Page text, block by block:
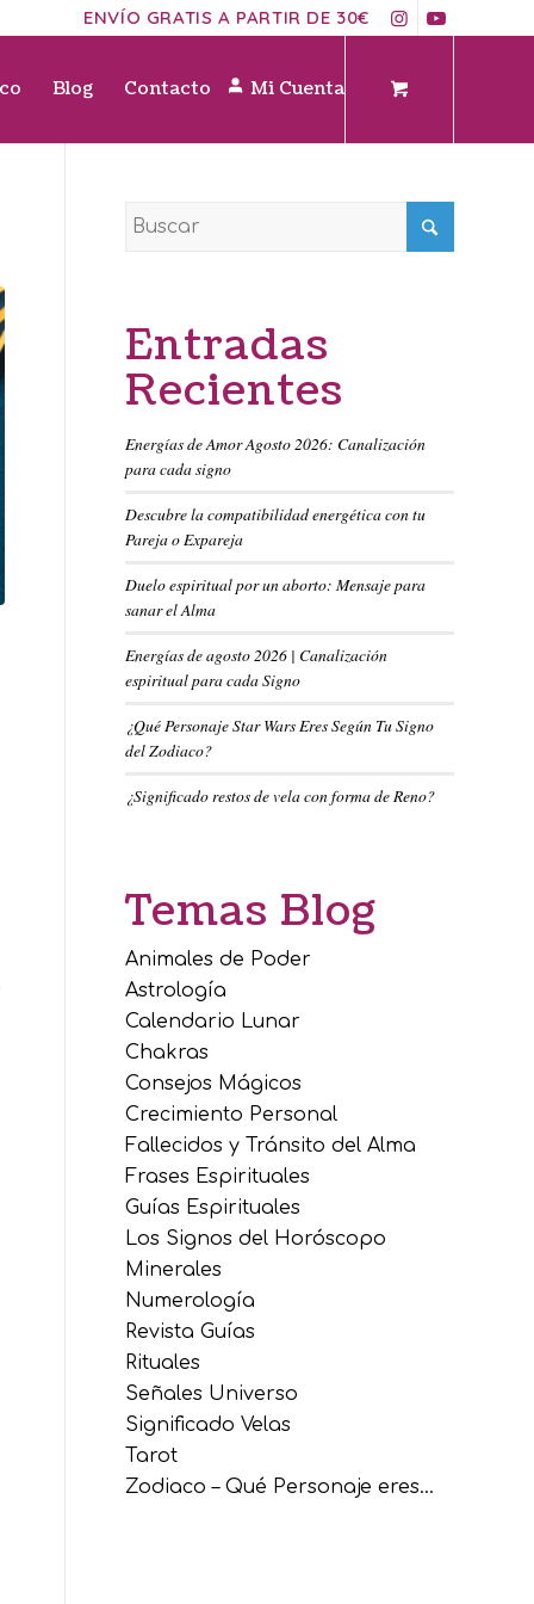
ENVÍO GRATIS A PARTIR DE 30€
Blog Contacto Mi Cuenta
Entradas
Recientes
Energías de Amor Agosto 2026: Canalización
para cada signo
Descubre la compatibilidad energética con tu
Pareja o Expareja
Duelo espiritual por un aborto: Mensaje para
sanar el Alma
Energías de agosto 2026 | Canalización
espiritual para cada Signo
¿Qué Personaje Star Wars Eres Según Tu Signo
del Zodiaco?
¿Significado restos de vela con forma de Reno?
Temas Blog
Animales de Poder
Astrología
Calendario Lunar
Chakras
Consejos Mágicos
Crecimiento Personal
Fallecidos y Tránsito del Alma
Frases Espirituales
Guías Espirituales
Los Signos del Horóscopo
Minerales
Numerología
Revista Guías
Rituales
Señales Universo
Significado Velas
Tarot
Zodiaco – Qué Personaje eres…